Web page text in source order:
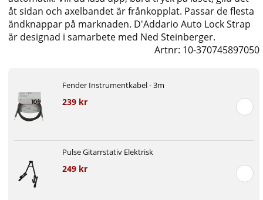
åt sidan och axelbandet är frånkopplat. Passar de flesta
ändknappar på marknaden. D'Addario Auto Lock Strap
är designad i samarbete med Ned Steinberger.
Artnr: 10-370745897050
Fender Instrumentkabel - 3m
239 kr
Pulse Gitarrstativ Elektrisk
249 kr